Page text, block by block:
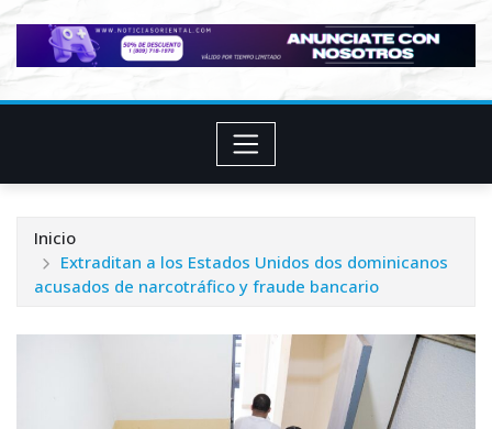
Inicio
Extraditan a los Estados Unidos dos dominicanos
acusados de narcotráfico y fraude bancario